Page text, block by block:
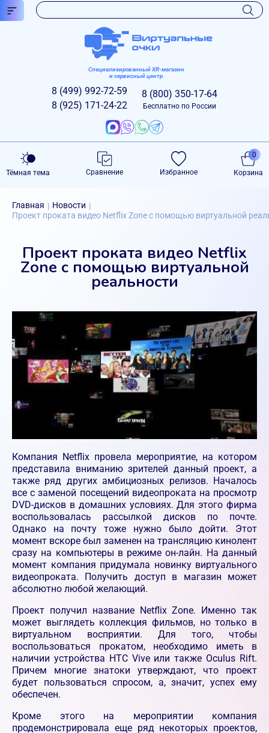
Специализированный XR-магазин
и сервисный центр
8 (499) 992-72-59
8 (925) 171-24-22
8 (800) 350-17-64
Бесплатно по России
Тёмная тема Сравнение Избранное Корзина
0
Главная | Новости |
Проект проката видео Netflix Zone с помощью виртуальной
Проект проката видео Netflix
Zone с помощью виртуальной
реальности
Компания Netflix провела мероприятие, на котором
представила вниманию зрителей данный проект, а
также ряд других амбициозных релизов. Началось
все с заменой посещений видеопроката на просмотр
DVD-дисков в домашних условиях. Для этого фирма
воспользовалась рассылкой дисков по почте.
Однако на почту тоже нужно было дойти. Этот
момент вскоре был заменен на трансляцию кинолент
сразу на компьютеры в режиме он-лайн. На данный
момент компания придумала новинку виртуального
видеопроката. Получить доступ в магазин может
абсолютно любой желающий.
Проект получил название Netflix Zone. Именно так
может выглядеть коллекция фильмов, но только в
виртуальном восприятии. Для того, чтобы
воспользоваться прокатом, необходимо иметь в
наличии устройства HTC Vive или также Oculus Rift.
Причем многие знатоки утверждают, что проект
будет пользоваться спросом, а, значит, успех ему
обеспечен.
Кроме этого на мероприятии компания
продемонстрировала еще ряд некоторых проектов,